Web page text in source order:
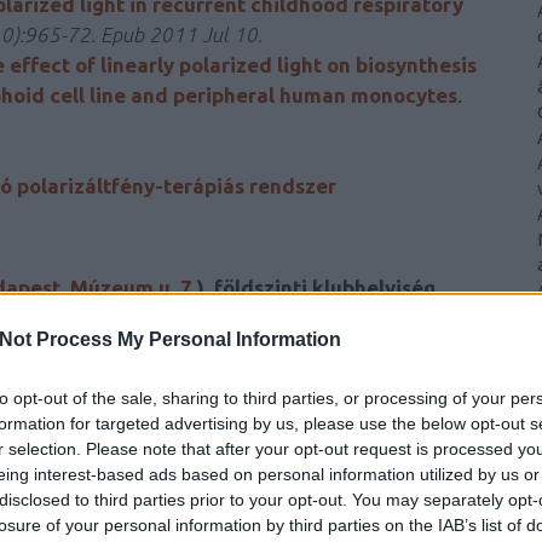
Process My Personal Information
opt-out of the sale, sharing to third parties, or processing of your
for targeted advertising by us, please use the below opt-out
selection. Please note that after your opt-out request is processed
interest-based ads based on personal information utilized by us
to third parties prior to your opt-out. You may separately
of your personal information by third parties on the IAB’s list of
72. Epub 2011 Jul 10.
effect of linearly polarized light on biosynthesis
cell line and peripheral human monocytes.
polarizáltfény-terápiás rendszer
Múzeum u. 7.), földszinti klubhelyiség.
várunk!
mp3, 1 óra 47 perc).